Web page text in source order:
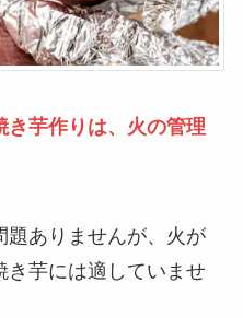
芋作りは、火の管理
題ありませんが、火が
き芋には適していませ